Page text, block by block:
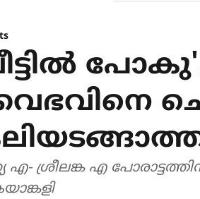
എ- ശ്രീലങ്ക എ